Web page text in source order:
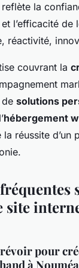
la
l’efficacité de
réactivité,
couvrant la
solutions
hébergement
réussite d’un
site
pour
à